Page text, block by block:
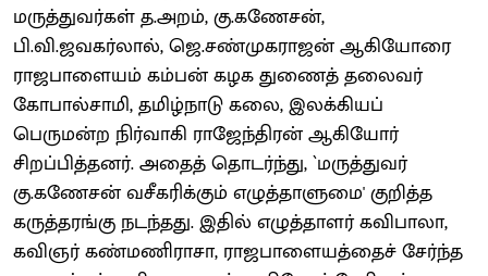
மருத்துவர்கள் த.அறம், கு.கணேசன்,
பி.வி.ஜவகர்லால், ஜெ.சண்முகராஜன் ஆகியோரை
ராஜபாளையம் கம்பன் கழக துணைத் தலைவர்
கோபால்சாமி, தமிழ்நாடு கலை, இலக்கியப்
பெருமன்ற நிர்வாகி ராஜேந்திரன் ஆகியோர்
சிறப்பித்தனர். அதைத் தொடர்ந்து, `மருத்துவர்
கு.கணேசன் வசீகரிக்கும் எழுத்தாளுமை' குறித்த
கருத்தரங்கு நடந்தது. இதில் எழுத்தாளர் கவிபாலா,
கவிஞர் கண்மணிராசா, ராஜபாளையத்தைச் சேர்ந்த